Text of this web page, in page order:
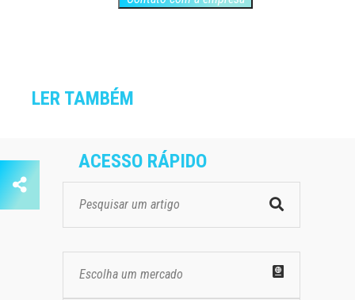
LER TAMBÉM
ACESSO RÁPIDO
Escolha um mercado